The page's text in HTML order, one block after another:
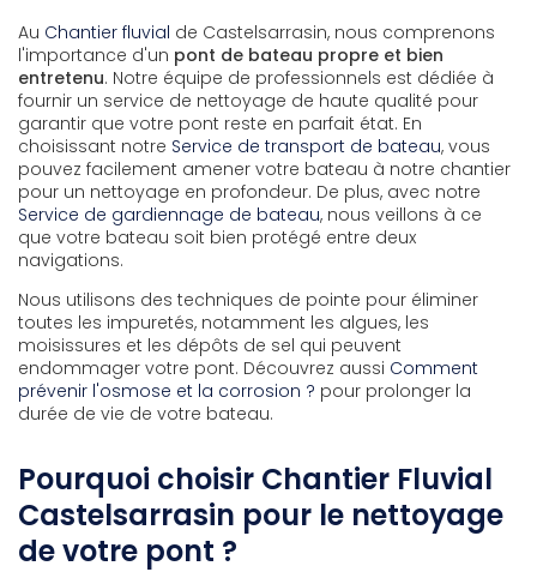
Au Chantier fluvial de Castelsarrasin, nous comprenons
l'importance d'un pont de bateau propre et bien
entretenu. Notre équipe de professionnels est dédiée à
fournir un service de nettoyage de haute qualité pour
garantir que votre pont reste en parfait état. En
choisissant notre Service de transport de bateau, vous
pouvez facilement amener votre bateau à notre chantier
pour un nettoyage en profondeur. De plus, avec notre
Service de gardiennage de bateau, nous veillons à ce
que votre bateau soit bien protégé entre deux
navigations.
Nous utilisons des techniques de pointe pour éliminer
toutes les impuretés, notamment les algues, les
moisissures et les dépôts de sel qui peuvent
endommager votre pont. Découvrez aussi Comment
prévenir l'osmose et la corrosion ? pour prolonger la
durée de vie de votre bateau.
Pourquoi choisir Chantier Fluvial
Castelsarrasin pour le nettoyage
de votre pont ?